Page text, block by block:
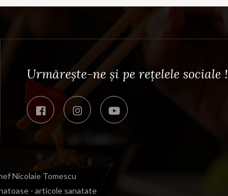
Urmărește-ne și pe rețelele sociale !
Nicolaie Tomescu
- articole sanatate